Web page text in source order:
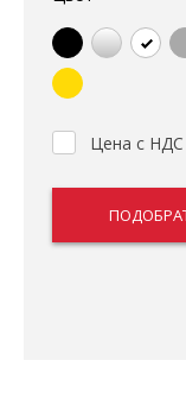
Цена с НДС